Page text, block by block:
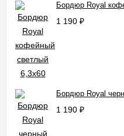
Бордюр Royal
1 190 ₽
Бордюр Royal
1 190 ₽